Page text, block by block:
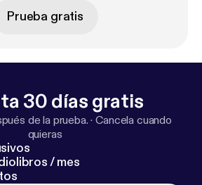
Prueba gratis
30 días gratis
de la prueba. ·Cancela cuando
quieras
/ mes